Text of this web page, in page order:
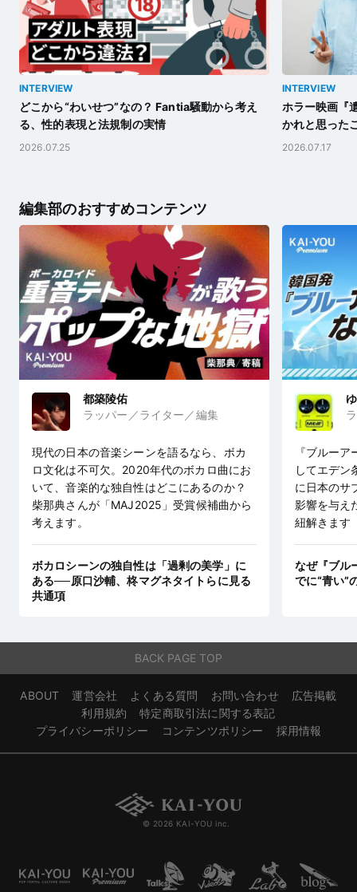
INTERVIEW
どこから“わいせつ”なの？ Fantia騒動から考え
る、性的表現と法規制の実情
2026.07.25
INTERVIEW
ホラー映画『
かれと思った
2026.07.17
編集部のおすすめコンテンツ
都築陵佑
ラッパー／ライター／編集
現代の日本の音楽シーンを語るなら、ボカ
ロ文化は不可欠。2020年代のボカロ曲にお
いて、音楽的な独自性はどこにあるのか？
柴那典さんが「MAJ2025」受賞候補曲から
考えます。
ボカロシーンの独自性は「過剰の美学」に
ある──原口沙輔、柊マグネタイトらに見る
共通項
『ブルー
してエデン
に日本のサ
影響を与え
紐解きます
なぜ『ブル
でに“青い”
BACK PAGE TOP
ABOUT 運営会社 よくある質問 お問い合わせ
広告掲載
利用規約
特定商取引法に関する表記
プライバシーポリシー
コンテンツポリシー 採用情報
© 2026 KAI-YOU inc.